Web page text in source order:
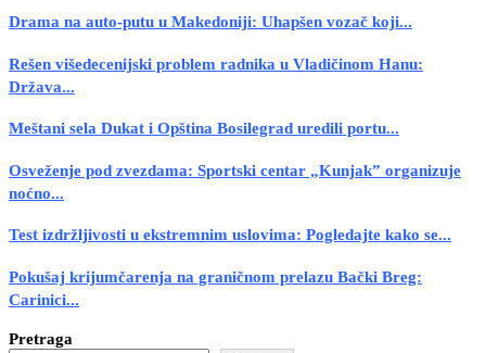
Drama na auto-putu u Makedoniji: Uhapšen vozač koji...
Rešen višedecenijski problem radnika u Vladičinom Hanu:
Država...
Meštani sela Dukat i Opština Bosilegrad uredili portu...
Osveženje pod zvezdama: Sportski centar „Kunjak” organizuje
noćno...
Test izdržljivosti u ekstremnim uslovima: Pogledajte kako se...
Pokušaj krijumčarenja na graničnom prelazu Bački Breg:
Carinici...
Pretraga